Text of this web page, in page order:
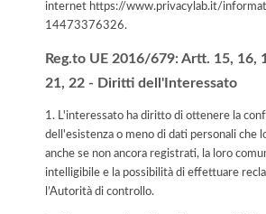
internet https://www.privacylab.it/
14473376326.
Reg.to UE 2016/679: Artt. 15, 16,
21, 22 - Diritti dell'Interessato
1. L'interessato ha diritto di ottenere la
dell'esistenza o meno di dati personali che
anche se non ancora registrati, la loro
intelligibile e la possibilità di effettuare
l’Autorità di controllo.